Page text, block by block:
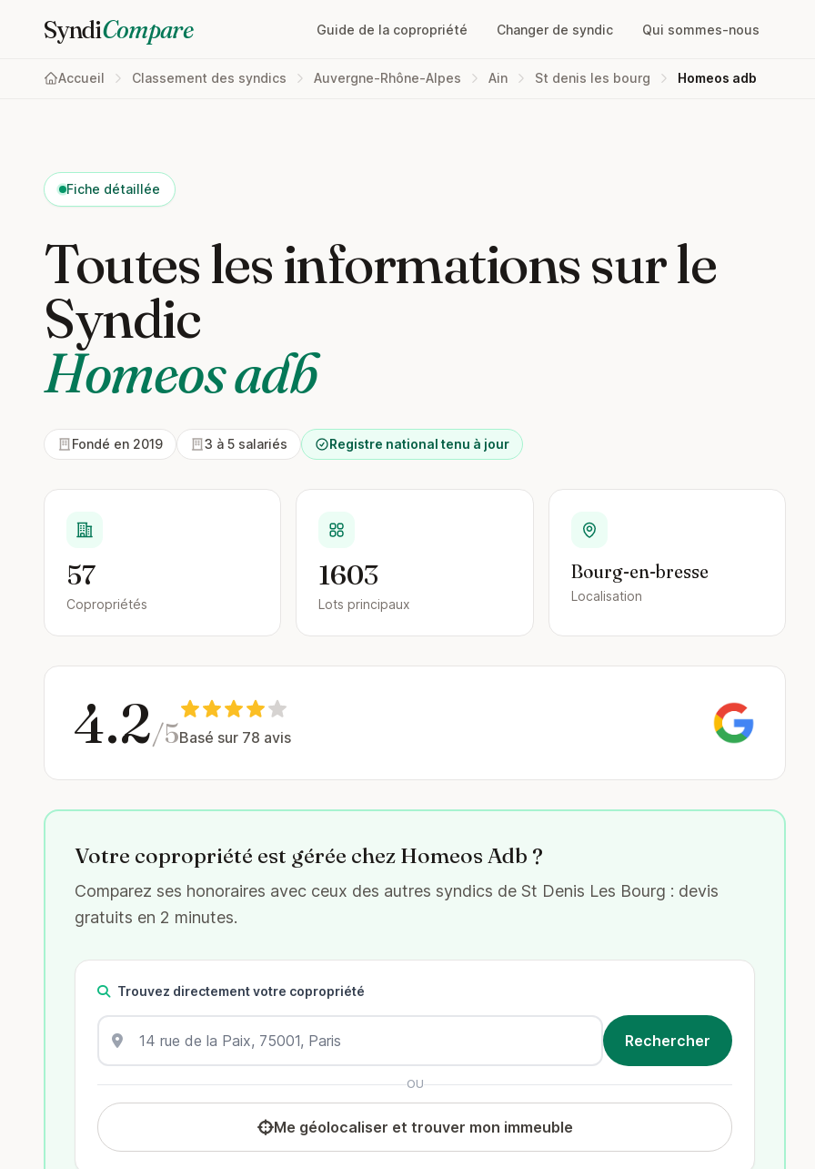
SyndiCompare Guide de la copropriété Changer de syndic Qui sommes-nous
Accueil Classement des syndics Auvergne-Rhône-Alpes Ain St denis les bourg Homeos adb
Fiche détaillée
Toutes les informations sur le
Syndic
Homeos adb
Fondé en 2019 3 à 5 salariés Registre national tenu à jour
57
Copropriétés
1603
Lots principaux
Bourg-en-bresse
Localisation
4.2/5Basé sur 78 avis
Votre copropriété est gérée chez Homeos Adb ?
Comparez ses honoraires avec ceux des autres syndics de St Denis Les Bourg : devis
gratuits en 2 minutes.
Trouvez directement votre copropriété
OU
Me géolocaliser et trouver mon immeuble